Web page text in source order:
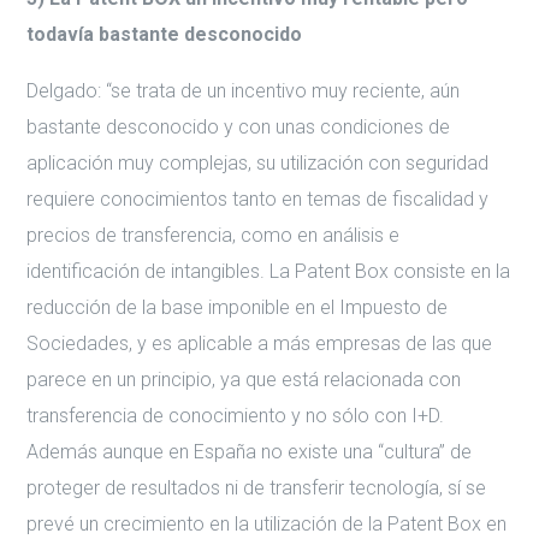
todavía bastante desconocido
Delgado: “se trata de un incentivo muy reciente, aún
bastante desconocido y con unas condiciones de
aplicación muy complejas, su utilización con seguridad
requiere conocimientos tanto en temas de fiscalidad y
precios de transferencia, como en análisis e
identificación de intangibles. La Patent Box consiste en la
reducción de la base imponible en el Impuesto de
Sociedades, y es aplicable a más empresas de las que
parece en un principio, ya que está relacionada con
transferencia de conocimiento y no sólo con I+D.
Además aunque en España no existe una “cultura” de
proteger de resultados ni de transferir tecnología, sí se
prevé un crecimiento en la utilización de la Patent Box en